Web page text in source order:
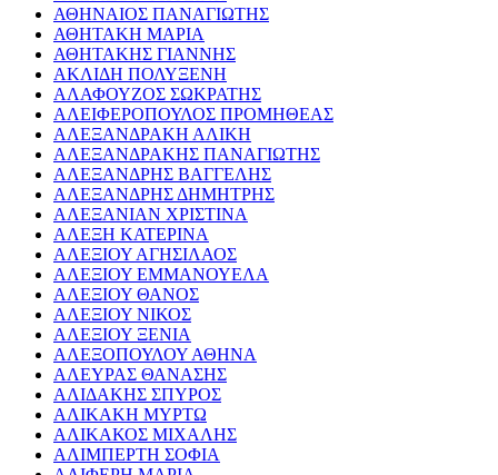
ΑΘΗΝΑΙΟΣ ΠΑΝΑΓΙΩΤΗΣ
ΑΘΗΤΑΚΗ ΜΑΡΙΑ
ΑΘΗΤΑΚΗΣ ΓΙΑΝΝΗΣ
ΑΚΛΙΔΗ ΠΟΛΥΞΕΝΗ
ΑΛΑΦΟΥΖΟΣ ΣΩΚΡΑΤΗΣ
ΑΛΕΙΦΕΡΟΠΟΥΛΟΣ ΠΡΟΜΗΘΕΑΣ
ΑΛΕΞΑΝΔΡΑΚΗ ΑΛΙΚΗ
ΑΛΕΞΑΝΔΡΑΚΗΣ ΠΑΝΑΓΙΩΤΗΣ
ΑΛΕΞΑΝΔΡΗΣ ΒΑΓΓΕΛΗΣ
ΑΛΕΞΑΝΔΡΗΣ ΔΗΜΗΤΡΗΣ
ΑΛΕΞΑΝΙΑΝ ΧΡΙΣΤΙΝΑ
ΑΛΕΞΗ ΚΑΤΕΡΙΝΑ
ΑΛΕΞΙΟΥ ΑΓΗΣΙΛΑΟΣ
ΑΛΕΞΙΟΥ ΕΜΜΑΝΟΥΕΛΑ
ΑΛΕΞΙΟΥ ΘΑΝΟΣ
ΑΛΕΞΙΟΥ ΝΙΚΟΣ
ΑΛΕΞΙΟΥ ΞΕΝΙΑ
ΑΛΕΞΟΠΟΥΛΟΥ ΑΘΗΝΑ
ΑΛΕΥΡΑΣ ΘΑΝΑΣΗΣ
ΑΛΙΔΑΚΗΣ ΣΠΥΡΟΣ
ΑΛΙΚΑΚΗ ΜΥΡΤΩ
ΑΛΙΚΑΚΟΣ ΜΙΧΑΛΗΣ
ΑΛΙΜΠΕΡΤΗ ΣΟΦΙΑ